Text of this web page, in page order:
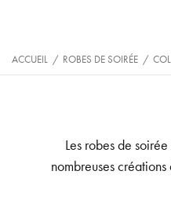
ACCUEIL / ROBES DE SOIRÉE /
Les robes de
nombreuses